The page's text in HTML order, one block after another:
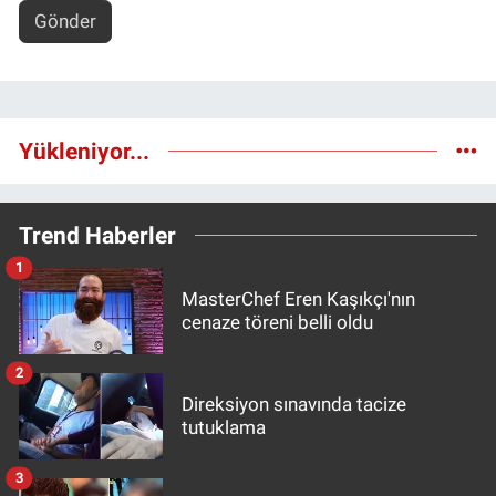
Gönder
Yükleniyor...
Trend Haberler
MasterChef Eren Kaşıkçı'nın
cenaze töreni belli oldu
1
Direksiyon sınavında tacize
tutuklama
2
3